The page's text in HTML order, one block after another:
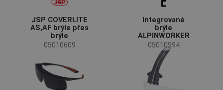
JSP COVERLITE
AS,AF brýle přes
brýle
05010609
Integrované
brýle
ALPINWORKER
05010594